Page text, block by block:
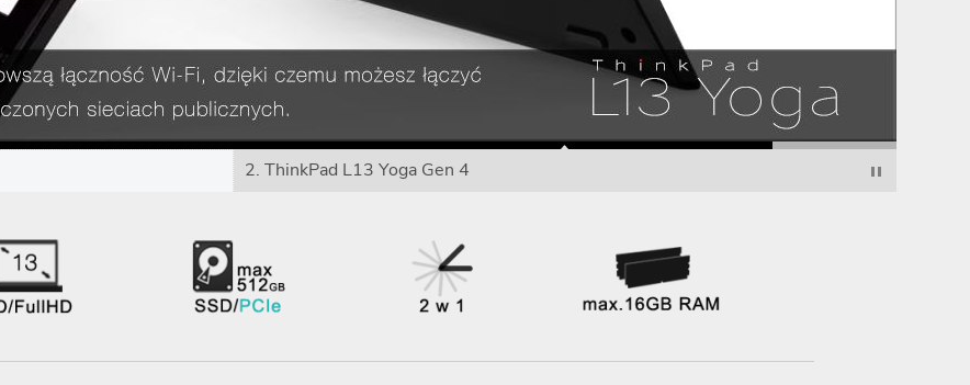
2. ThinkPad L13 Yoga Gen 4